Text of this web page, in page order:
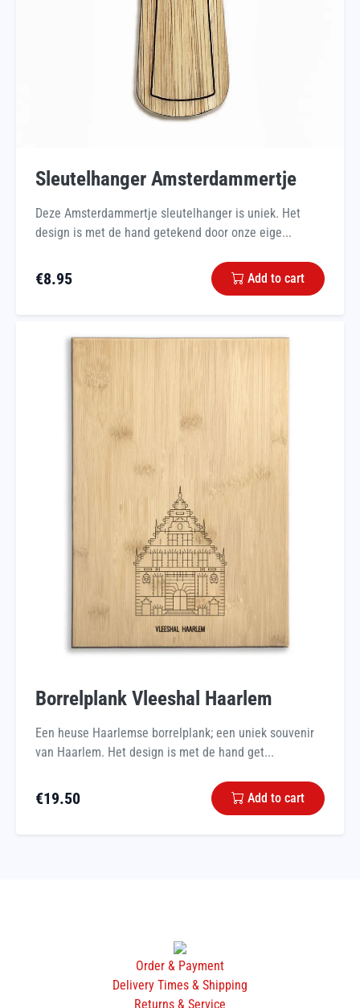
Sleutelhanger Amsterdammertje
Deze Amsterdammertje sleutelhanger is uniek. Het
design is met de hand getekend door onze eige...
€8.95 Add to cart
Borrelplank Vleeshal Haarlem
Een heuse Haarlemse borrelplank; een uniek souvenir
van Haarlem. Het design is met de hand get...
€19.50 Add to cart
Order & Payment
Delivery Times & Shipping
Returns & Service